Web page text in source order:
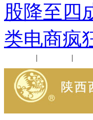
股降至四
类电商疯
| |